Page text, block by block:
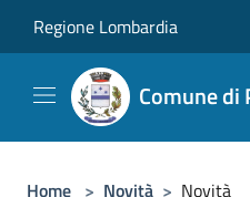
Regione Lombardia
Comune di
Home > Novità > Novità